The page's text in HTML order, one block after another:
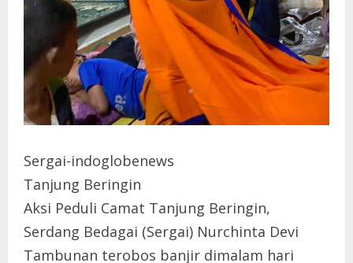
Sergai-indoglobenews
Tanjung Beringin
Aksi Peduli Camat Tanjung Beringin,
Serdang Bedagai (Sergai) Nurchinta Devi
Tambunan terobos banjir dimalam hari